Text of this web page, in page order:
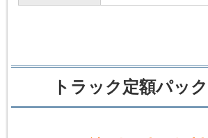
トラック定額パッ